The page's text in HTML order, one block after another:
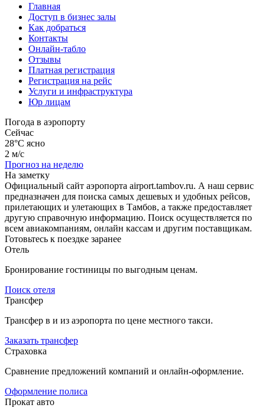
Главная
Доступ в бизнес залы
Как добраться
Контакты
Онлайн-табло
Отзывы
Платная регистрация
Регистрация на рейс
Услуги и инфраструктура
Юр лицам
Погода в аэропорту
Сейчас
28°C ясно
2 м/с
Прогноз на неделю
На заметку
Официальный сайт аэропорта airport.tambov.ru. А наш сервис
предназначен для поиска самых дешевых и удобных рейсов,
прилетающих и улетающих в Тамбов, а также предоставляет
другую справочную информацию. Поиск осуществляется по
всем авиакомпаниям, онлайн кассам и другим поставщикам.
Готовьтесь к поездке заранее
Отель
Бронирование гостиницы по выгодным ценам.
Поиск отеля
Трансфер
Трансфер в и из аэропорта по цене местного такси.
Заказать трансфер
Страховка
Сравнение предложений компаний и онлайн-оформление.
Оформление полиса
Прокат авто